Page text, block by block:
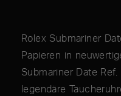
Rolex Submariner
Papieren in
Submariner Date
legendäre